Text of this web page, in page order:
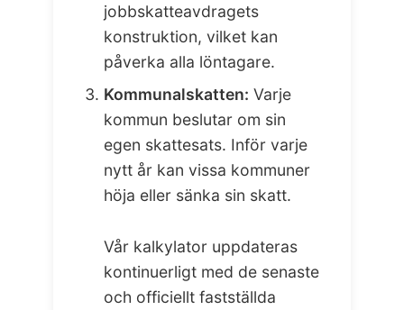
jobbskatteavdragets
konstruktion, vilket kan
påverka alla löntagare.
Kommunalskatten: Varje
kommun beslutar om sin
egen skattesats. Inför varje
nytt år kan vissa kommuner
höja eller sänka sin skatt.
Vår kalkylator uppdateras
kontinuerligt med de senaste
och officiellt fastställda